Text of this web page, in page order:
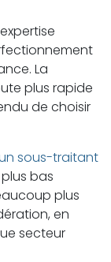
La
plus rapide
de choisir
sous-traitant
bas
plus
en
secteur